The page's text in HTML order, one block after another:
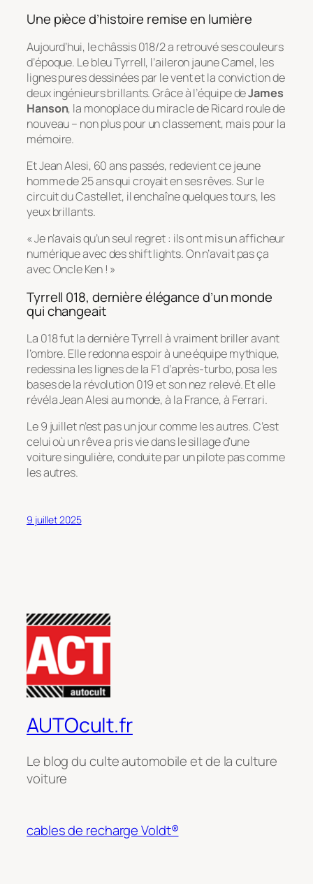
Une pièce d’histoire remise en lumière
Aujourd’hui, le châssis 018/2 a retrouvé ses couleurs
d’époque. Le bleu Tyrrell, l’aileron jaune Camel, les
lignes pures dessinées par le vent et la conviction de
deux ingénieurs brillants. Grâce à l’équipe deJames
Hanson, la monoplace du miracle de Ricard roule de
nouveau – non plus pour un classement, mais pour la
mémoire.
Et Jean Alesi, 60 ans passés, redevient ce jeune
homme de 25 ans qui croyait en ses rêves. Sur le
circuit du Castellet, il enchaîne quelques tours, les
yeux brillants.
« Je n’avais qu’un seul regret : ils ont mis un afficheur
numérique avec des shift lights. On n’avait pas ça
avec Oncle Ken ! »
Tyrrell 018, dernière élégance d’un monde
qui changeait
La 018 fut la dernière Tyrrell à vraiment briller avant
l’ombre. Elle redonna espoir à une équipe mythique,
redessina les lignes de la F1 d’après-turbo, posa les
bases de la révolution 019 et son nez relevé. Et elle
révéla Jean Alesi au monde, à la France, à Ferrari.
Le 9 juillet n’est pas un jour comme les autres. C’est
celui où un rêve a pris vie dans le sillage d’une
voiture singulière, conduite par un pilote pas comme
les autres.
9 juillet 2025
AUTOcult.fr
Le blog du culte automobile et de la culture
voiture
cables de recharge Voldt®